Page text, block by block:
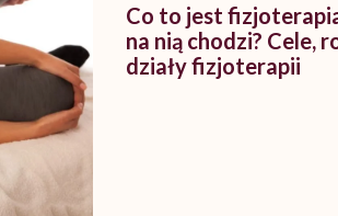
Co to jest
na nią chodzi? Cele,
działy fizjoterapii